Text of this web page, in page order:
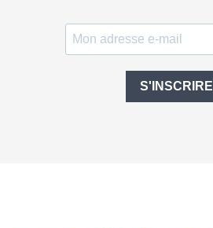
S'INSCRIRE